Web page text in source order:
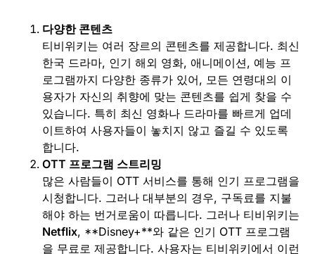
다양한 콘텐츠
티비위키는 여러 장르의 콘텐츠를 제공합니다. 최신
한국 드라마, 인기 해외 영화, 애니메이션, 예능 프
로그램까지 다양한 종류가 있어, 모든 연령대의 이
용자가 자신의 취향에 맞는 콘텐츠를 쉽게 찾을 수
있습니다. 특히 최신 영화나 드라마를 빠르게 업데
이트하여 사용자들이 놓치지 않고 즐길 수 있도록
합니다.
OTT 프로그램 스트리밍
많은 사람들이 OTT 서비스를 통해 인기 프로그램을
시청합니다. 그러나 대부분의 경우, 구독료를 지불
해야 하는 번거로움이 따릅니다. 그러나 티비위키는
Netflix, **Disney+**와 같은 인기 OTT 프로그램
을 무료로 제공합니다. 사용자는 티비위키에서 이런